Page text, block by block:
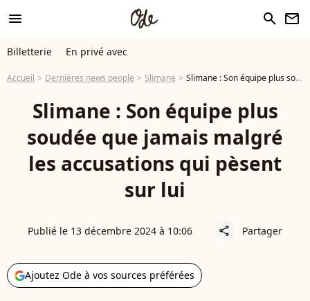
menu search newsletter
Billetterie En privé avec
Accueil Dernières news people Slimane Slimane : Son équipe plus soudée que jamais malgré les accusations qui pèsent sur lui
Slimane : Son équipe plus
soudée que jamais malgré
les accusations qui pèsent
sur lui
Publié le 13 décembre 2024 à 10:06 share Partager
Ajoutez Ode à vos sources préférées